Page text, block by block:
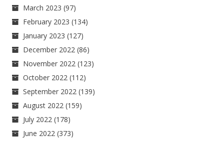
March 2023 (97)
February 2023 (134)
January 2023 (127)
December 2022 (86)
November 2022 (123)
October 2022 (112)
September 2022 (139)
August 2022 (159)
July 2022 (178)
June 2022 (373)